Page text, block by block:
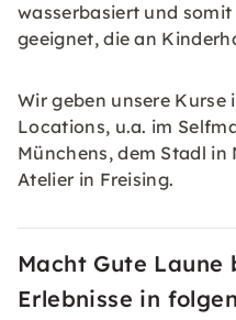
wasserbasiert und
geeignet, die an
Wir geben unsere Kurse
Locations, u.a. im
Münchens, dem Stadl
Atelier in Freising.
Macht Gute Laune
Erlebnisse in